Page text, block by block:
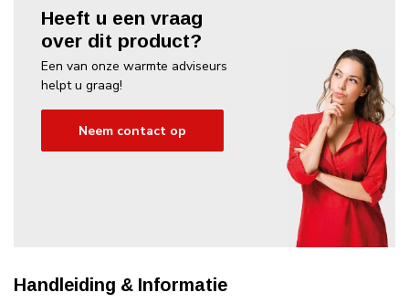
Heeft u een vraag
over dit product?
Een van onze warmte adviseurs
helpt u graag!
Neem contact op
Handleiding & Informatie